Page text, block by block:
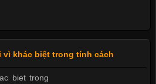
vì khác biệt trong tính cách